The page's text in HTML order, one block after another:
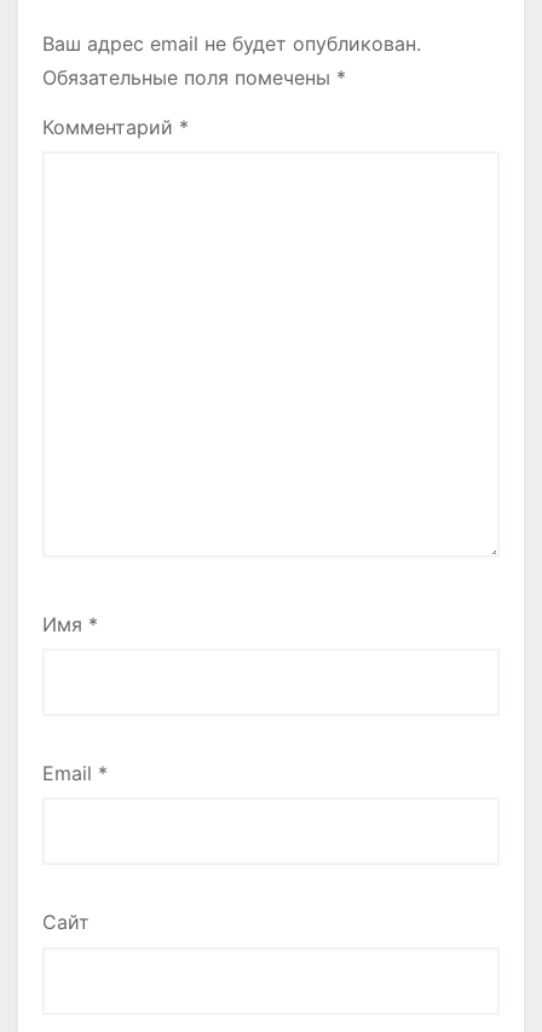
Ваш адрес email не будет опубликован.
Обязательные поля помечены *
Комментарий *
Имя *
Email *
Сайт